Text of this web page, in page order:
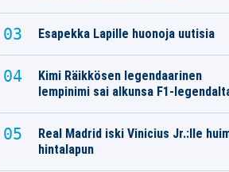
Esapekka Lapille huonoja uutisia
Kimi Räikkösen legendaarinen
lempinimi sai alkunsa F1-
Real Madrid iski Vinicius Jr.:lle
hintalapun